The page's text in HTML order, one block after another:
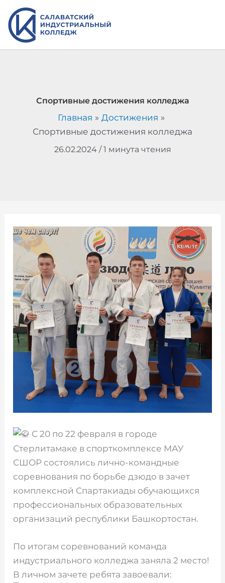
Перейти
содержимому
Спортивные достижения колледжа
Главная
Достижения
Спортивные достижения колледжа
26.02.2024 /1 минута чтения
С 20 по 22 февраля в городе
Стерлитамаке в спорткомплексе МАУ
СШОР состоялись лично-командные
соревнования по борьбе дзюдо в зачет
комплексной Спартакиады обучающихся
профессиональных образовательных
организаций республики Башкортостан.
По итогам соревнований команда
индустриального колледжа заняла 2 место!
В личном зачете ребята завоевали: